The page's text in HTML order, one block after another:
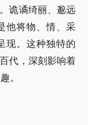
诡谲绮丽、邈远
他将物、情、采
现。这种独特的
代，深刻影响着
。